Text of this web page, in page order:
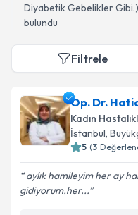
Diyabetik Gebelikler Gibi.)
bulundu
Filtrele
Op. Dr.
Kadın
İstanbul,
5 (3
aylık hamileyim her ay
gidiyorum.her...